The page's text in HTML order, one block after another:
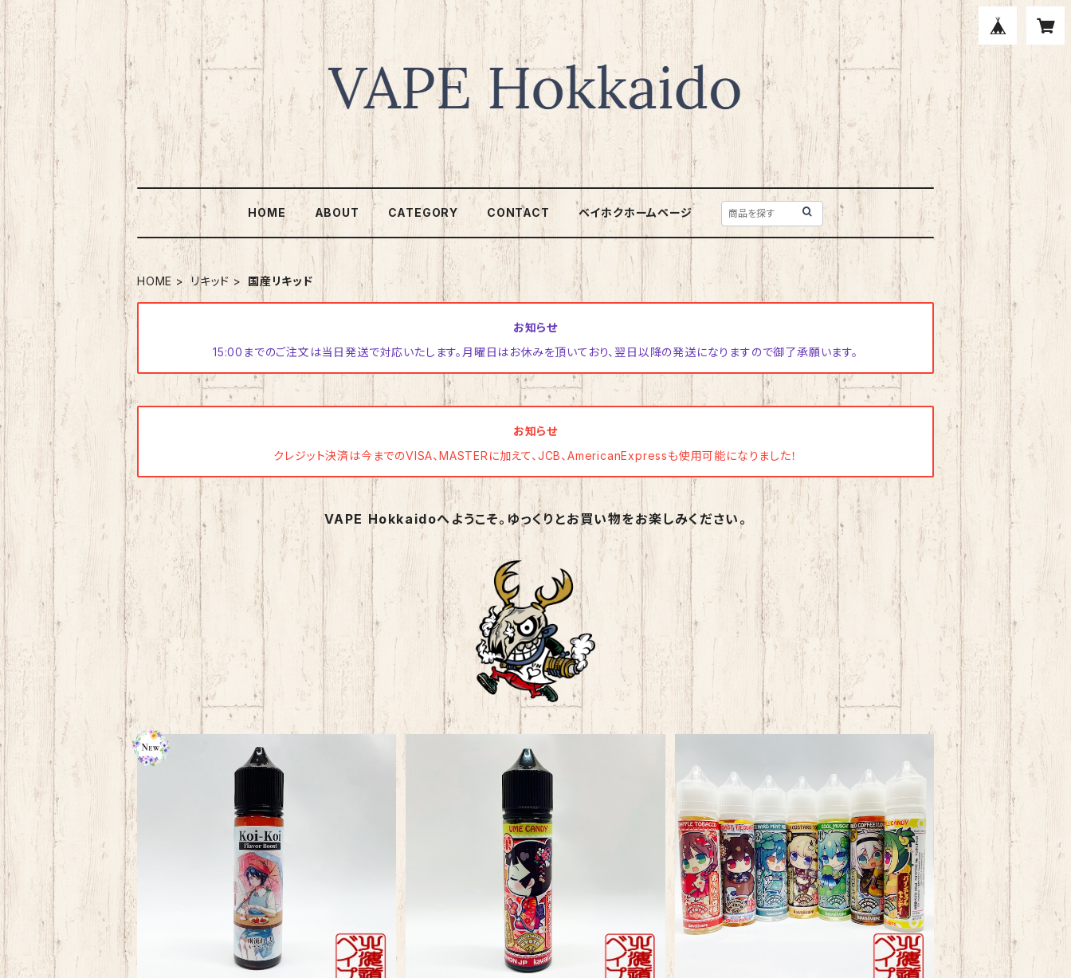
HOME ABOUT CATEGORY CONTACT ベイホクホームページ
HOME リキッド 国産リキッド
お知らせ
15:00までのご注文は当日発送で対応いたします。月曜日はお休みを頂いており、翌日以降の発送になりますので御了承願います。
お知らせ
クレジット決済は今までのVISA、MASTERに加えて、JCB、AmericanExpressも使用可能になりました！
VAPE Hokkaidoへようこそ。ゆっくりとお買い物をお楽しみください。
MkLab 濃いこいこい
¥2,750
KawaiiVape Premium Liquid
¥2,480
KawaiiVape
¥1,980